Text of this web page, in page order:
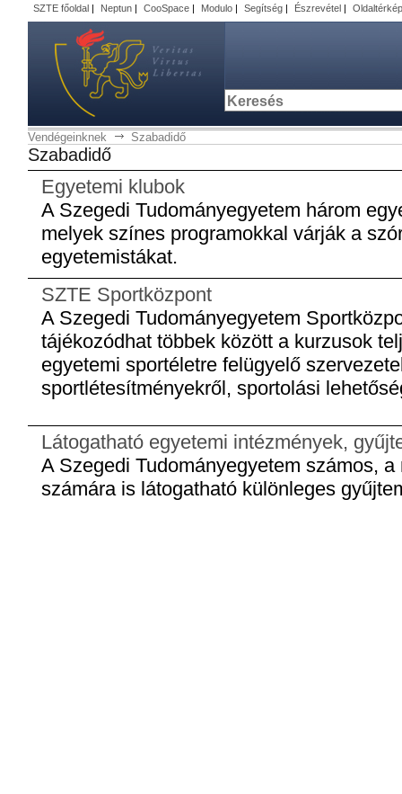
SZTE főoldal| Neptun| CooSpace| Modulo| Segítség| Észrevétel| Oldaltérkép
Vendégeinknek Szabadidő
Szabadidő
Egyetemi klubok
A Szegedi Tudományegyetem három
melyek színes programokkal várják a
egyetemistákat.
SZTE Sportközpont
A Szegedi Tudományegyetem
tájékozódhat többek között a kurzusok
egyetemi sportéletre felügyelő
sportlétesítményekről, sportolási
Látogatható egyetemi intézmények,
A Szegedi Tudományegyetem számos,
számára is látogatható különleges